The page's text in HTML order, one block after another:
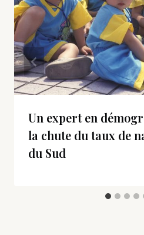
Un expert en
la chute du taux de
du Sud